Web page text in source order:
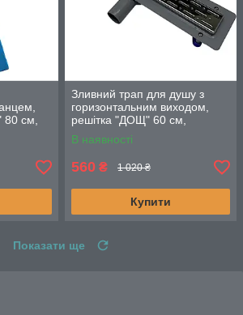
80 см,
Зливний трап для душу з
горизонтальним виходом,
решітка "ДОЩ" 60 см,
Душовий канал з сухим
затвором
В наявності
560 ₴ 1 020 ₴
Купити
Показати ще